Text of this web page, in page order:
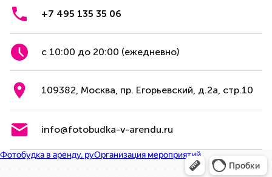
+7 495 135 35 06
с 10:00 до 20:00 (ежедневно)
109382, Москва, пр. Егорьевский, д.2а, стр.10
info@fotobudka-v-arendu.ru